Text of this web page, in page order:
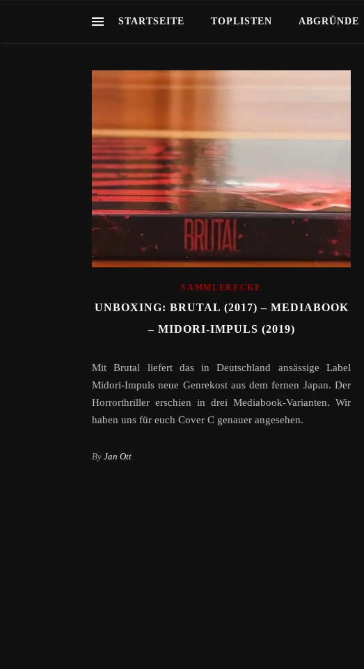
STARTSEITE TOPLISTEN ABGRÜNDE
SAMMLERECKE
UNBOXING: BRUTAL (2017) – MEDIABOOK
– MIDORI-IMPULS (2019)
Mit Brutal liefert das in Deutschland ansässige Label
Midori-Impuls neue Genrekost aus dem fernen Japan. Der
Horrorthriller erschien in drei Mediabook-Varianten. Wir
haben uns für euch Cover C genauer angesehen.
By Jan Ott